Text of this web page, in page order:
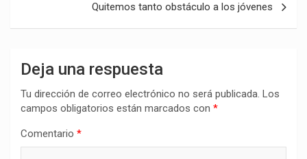
Quitemos tanto obstáculo a los jóvenes
Deja una respuesta
Tu dirección de correo electrónico no será publicada. Los
campos obligatorios están marcados con *
Comentario *